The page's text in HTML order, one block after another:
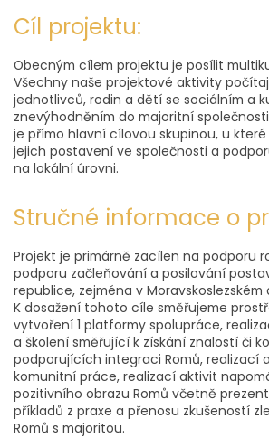
Cíl projektu:
Obecným cílem projektu je posílit
Všechny naše projektové aktivity
jednotlivců, rodin a dětí se sociálním a
znevýhodněním do majoritní
je přímo hlavní cílovou skupinou, u
jejich postavení ve společnosti a
na lokální úrovni.
Stručné informace o
Projekt je primárně zacílen na podporu
podporu začleňování a posilování
republice, zejména v Moravskoslezském
K dosažení tohoto cíle směřujeme
vytvoření 1 platformy spolupráce,
a školení směřující k získání znalostí či
podporujících integraci Romů, realizací
komunitní práce, realizací aktivit
pozitivního obrazu Romů včetně
příkladů z praxe a přenosu zkušeností
Romů s majoritou.